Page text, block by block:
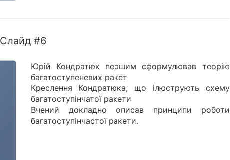
Слайд #6
Юрій Кондратюк першим сформулював теорію
багатоступеневих ракет
Креслення Кондратюка, що ілюструють схему
багатоступінчатої ракети
Вчений докладно описав принципи роботи
багатоступінчастої ракети.